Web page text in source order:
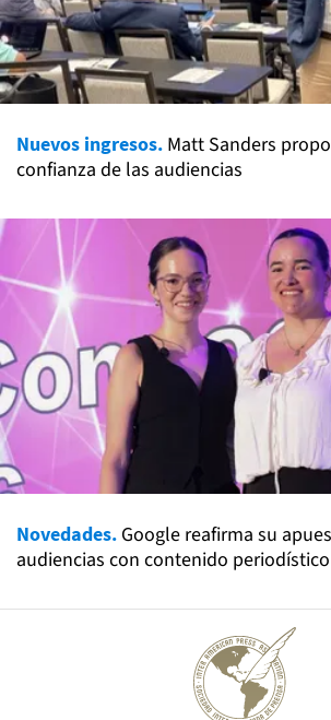
Nuevos ingresos. Matt Sanders
confianza de las audiencias
Novedades. Google reafirma su
audiencias con contenido periodístico